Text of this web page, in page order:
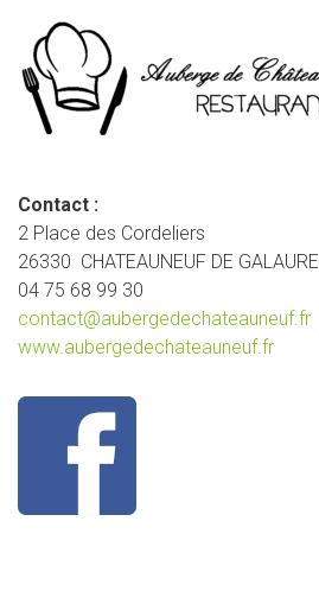
Contact :
2 Place des Cordeliers
26330 CHATEAUNEUF DE GALAURE
04 75 68 99 30
contact@aubergedechateauneuf.fr
www.aubergedechateauneuf.fr